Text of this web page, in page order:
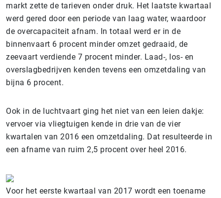
markt zette de tarieven onder druk. Het laatste kwartaal
werd gered door een periode van laag water, waardoor
de overcapaciteit afnam. In totaal werd er in de
binnenvaart 6 procent minder omzet gedraaid, de
zeevaart verdiende 7 procent minder. Laad-, los- en
overslagbedrijven kenden tevens een omzetdaling van
bijna 6 procent.
Ook in de luchtvaart ging het niet van een leien dakje:
vervoer via vliegtuigen kende in drie van de vier
kwartalen van 2016 een omzetdaling. Dat resulteerde in
een afname van ruim 2,5 procent over heel 2016.
Voor het eerste kwartaal van 2017 wordt een toename